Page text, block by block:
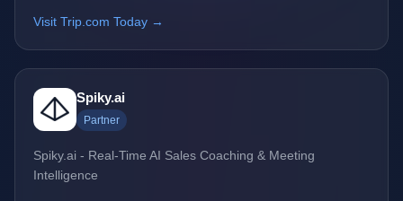
Visit Trip.com Today →
Spiky.ai
Partner
Spiky.ai - Real-Time AI Sales Coaching & Meeting
Intelligence